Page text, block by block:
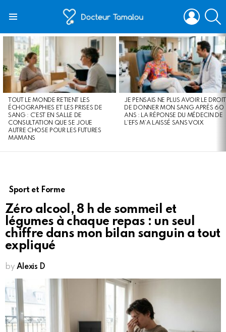
LOGIN
LATEST
STORIES
TOUT LE MONDE RETIENT LES
ÉCHOGRAPHIES ET LES PRISES DE
SANG : C’EST EN SALLE DE
CONSULTATION QUE SE JOUE
AUTRE CHOSE POUR LES FUTURES
MAMANS
JE PENSAIS NE PLUS AVOIR LE DROIT
DE DONNER MON SANG APRÈS 60
ANS : LA RÉPONSE DU MÉDECIN DE
L’EFS M’A LAISSÉ SANS VOIX
Sport et Forme
Zéro alcool, 8 h de sommeil et
légumes à chaque repas : un seul
chiffre dans mon bilan sanguin a tout
expliqué
by Alexis D